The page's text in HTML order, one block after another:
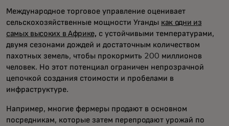
Международное торговое управление оценивает
сельскохозяйственные мощности Уганды как одни из
самых высоких в Африке, с устойчивыми температурами,
двумя сезонами дождей и достаточным количеством
пахотных земель, чтобы прокормить 200 миллионов
человек. Но этот потенциал ограничен непрозрачной
цепочкой создания стоимости и пробелами в
инфраструктуре.
Например, многие фермеры продают в основном
посредникам, которые затем перепродают урожай по